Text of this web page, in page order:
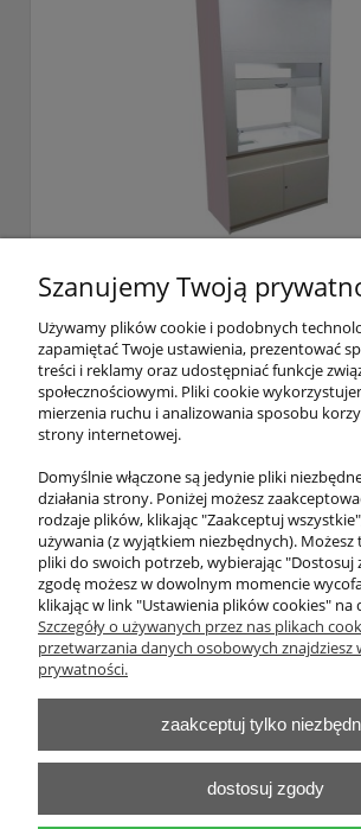
Dygestorium filtracyjne Pro-V
14 514,00 zł
zawiera 23% VAT, bez kosztów
do koszyka
O nas
Pomoc
Moje konto
Szanujemy Twoją
Używamy plików cookie i podobnych
zapamiętać Twoje ustawienia, prezentować
treści i reklamy oraz udostępniać funkcje
społecznościowymi. Pliki cookie
mierzenia ruchu i analizowania sposobu
strony internetowej.
Domyślnie włączone są jedynie pliki
działania strony. Poniżej możesz
rodzaje plików, klikając "Zaakceptuj
używania (z wyjątkiem niezbędnych).
pliki do swoich potrzeb, wybierając "Dostosuj
zgodę możesz w dowolnym momencie
klikając w link "Ustawienia plików cookies" na
Szczegóły o używanych przez nas plikach
przetwarzania danych osobowych znajdziesz
prywatności.
zaakceptuj tylko
dostosuj zgody